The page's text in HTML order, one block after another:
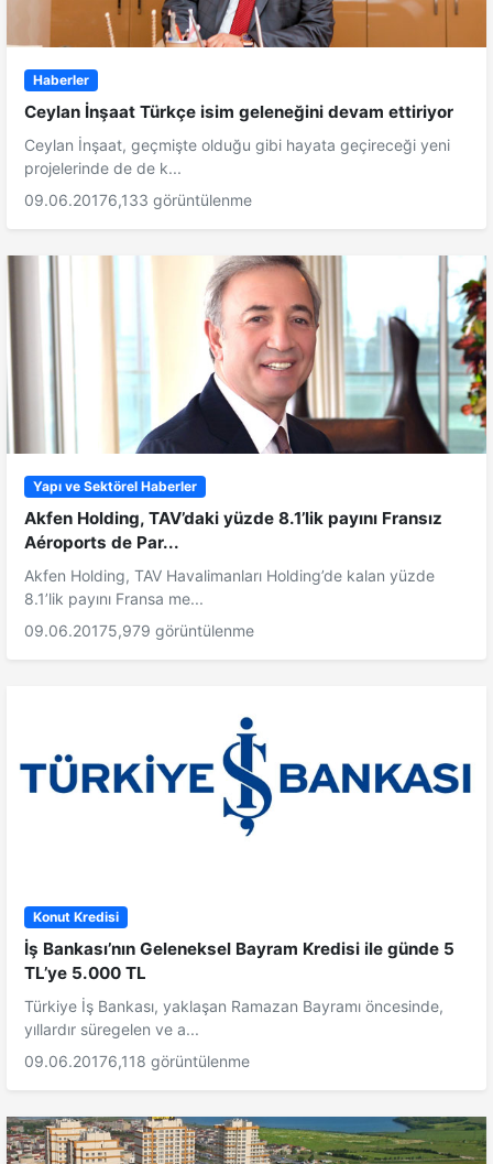
Haberler
Ceylan İnşaat Türkçe isim geleneğini devam ettiriyor
Ceylan İnşaat, geçmişte olduğu gibi hayata geçireceği yeni
projelerinde de de k...
09.06.20176,133 görüntülenme
Yapı ve Sektörel Haberler
Akfen Holding, TAV’daki yüzde 8.1’lik payını Fransız
Aéroports de Par...
Akfen Holding, TAV Havalimanları Holding’de kalan yüzde
8.1’lik payını Fransa me...
09.06.20175,979 görüntülenme
Konut Kredisi
İş Bankası’nın Geleneksel Bayram Kredisi ile günde 5
TL’ye 5.000 TL
Türkiye İş Bankası, yaklaşan Ramazan Bayramı öncesinde,
yıllardır süregelen ve a...
09.06.20176,118 görüntülenme